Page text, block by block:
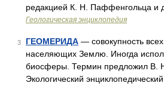
редакцией К. Н. Паффенгольца и
Геологическая энциклопедия
3 ГЕОМЕРИДА — совокупность
населяющих Землю. Иногда
биосферы. Термин предложил В.
Экологический